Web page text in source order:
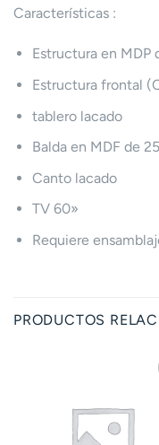
Características :
Estructura en MDP
Estructura frontal
tablero lacado
Balda en MDF de
Canto lacado
TV 60»
Requiere
PRODUCTOS